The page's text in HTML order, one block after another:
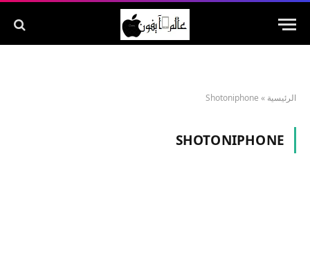
الرئيسية »
Shotoniphone
SHOTONIPHONE